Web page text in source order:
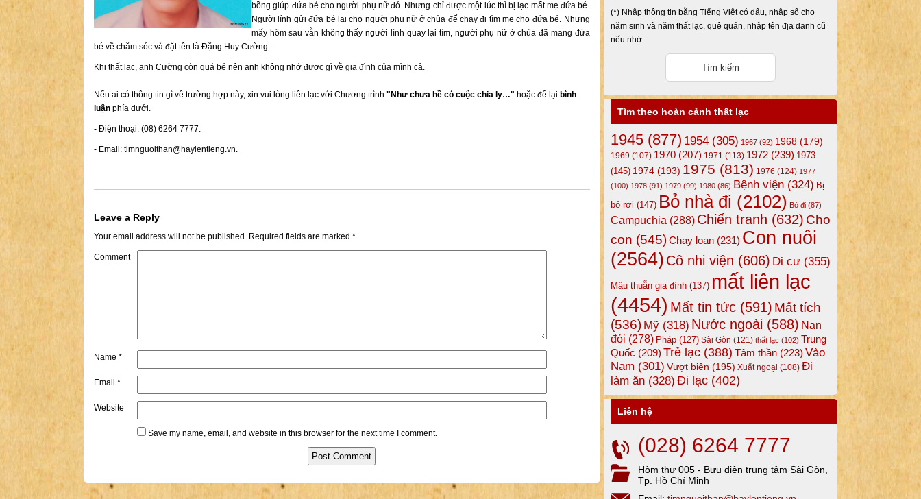
bồng giúp đứa bé cho người phụ nữ đó. Nhưng chỉ được một lúc thì bị lạc mất mẹ đứa bé.
Người lính gửi đứa bé lại chọ người phụ nữ ở chùa để chạy đi tìm mẹ cho đứa bé. Nhưng
mấy hôm sau vẫn không thấy người lính quay lại tìm, người phụ nữ ở chùa đã mang đứa
bé về chăm sóc và đặt tên là Đặng Huy Cường.
Khi thất lạc, anh Cường còn quá bé nên anh không nhớ được gì về gia đình của mình cả.
Nếu ai có thông tin gì về trường hợp này, xin vui lòng liên lạc với Chương trình "Như chưa hề có cuộc chia ly…" hoặc để lại bình
luận phía dưới.
- Điện thoại: (08) 6264 7777.
- Email: timnguoithan@haylentieng.vn.
Leave a Reply
Your email address will not be published. Required fields are marked *
Comment
Name *
Email *
Website
Save my name, email, and website in this browser for the next time I comment.
(*) Nhập thông tin bằng Tiếng Việt có dấu, nhập số cho
năm sinh và năm thất lạc, quê quán, nhập tên địa danh cũ
nếu nhớ
Tìm theo hoàn cảnh thất lạc
1945 (877) 1954 (305) 1967 (92) 1968 (179)
1969 (107) 1970 (207) 1971 (113) 1972 (239) 1973
(145) 1974 (193) 1975 (813) 1976 (124) 1977
(100) 1978 (91) 1979 (99) 1980 (86) Bệnh viện (324) Bị
bỏ rơi (147) Bỏ nhà đi (2102) Bỏ đi (87)
Campuchia (288) Chiến tranh (632) Cho
con (545)Chạy loạn (231) Con nuôi
(2564) Cô nhi viện (606) Di cư (355)
Mâu thuẫn gia đình (137) mất liên lạc
(4454) Mất tin tức (591) Mất tích
(536) Mỹ (318) Nước ngoài (588) Nạn
đói (278) Pháp (127) Sài Gòn (121) thất lạc (102) Trung
Quốc (209) Trẻ lạc (388) Tâm thần (223) Vào
Nam (301) Vượt biên (195) Xuất ngoại (108) Đi
làm ăn (328) Đi lạc (402)
Liên hệ
(028) 6264 7777
Hòm thư 005 - Bưu điện trung tâm Sài Gòn,
Tp. Hồ Chí Minh